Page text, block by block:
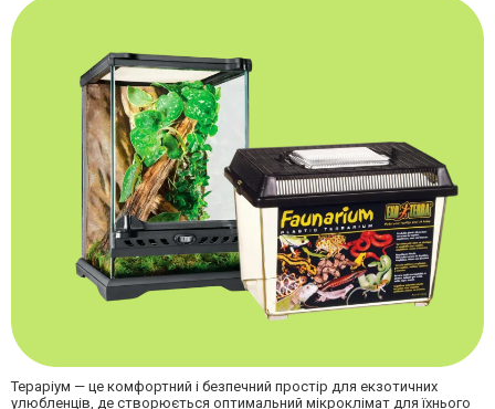
Тераріум — це комфортний і безпечний простір для екзотичних
улюбленців, де створюється оптимальний мікроклімат для їхнього